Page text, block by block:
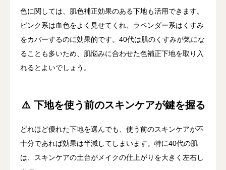
色に関しては、肌色補正効果のある下地も活用できます。
ピンク系は血色をよく見せてくれ、ラベンダー系はくすみ
をカバーするのに効果的です。40代は肌のくすみが気にな
ることも多いため、肌悩みに合わせた色補正下地を取り入
れるとよいでしょう。
⚠️ 下地を使う前のスキンケアが鍵を握る
どれほど優れた下地を選んでも、使う前のスキンケアが不
十分であれば効果は半減してしまいます。特に40代の肌
は、スキンケアの土台がメイクの仕上がりを大きく左右し